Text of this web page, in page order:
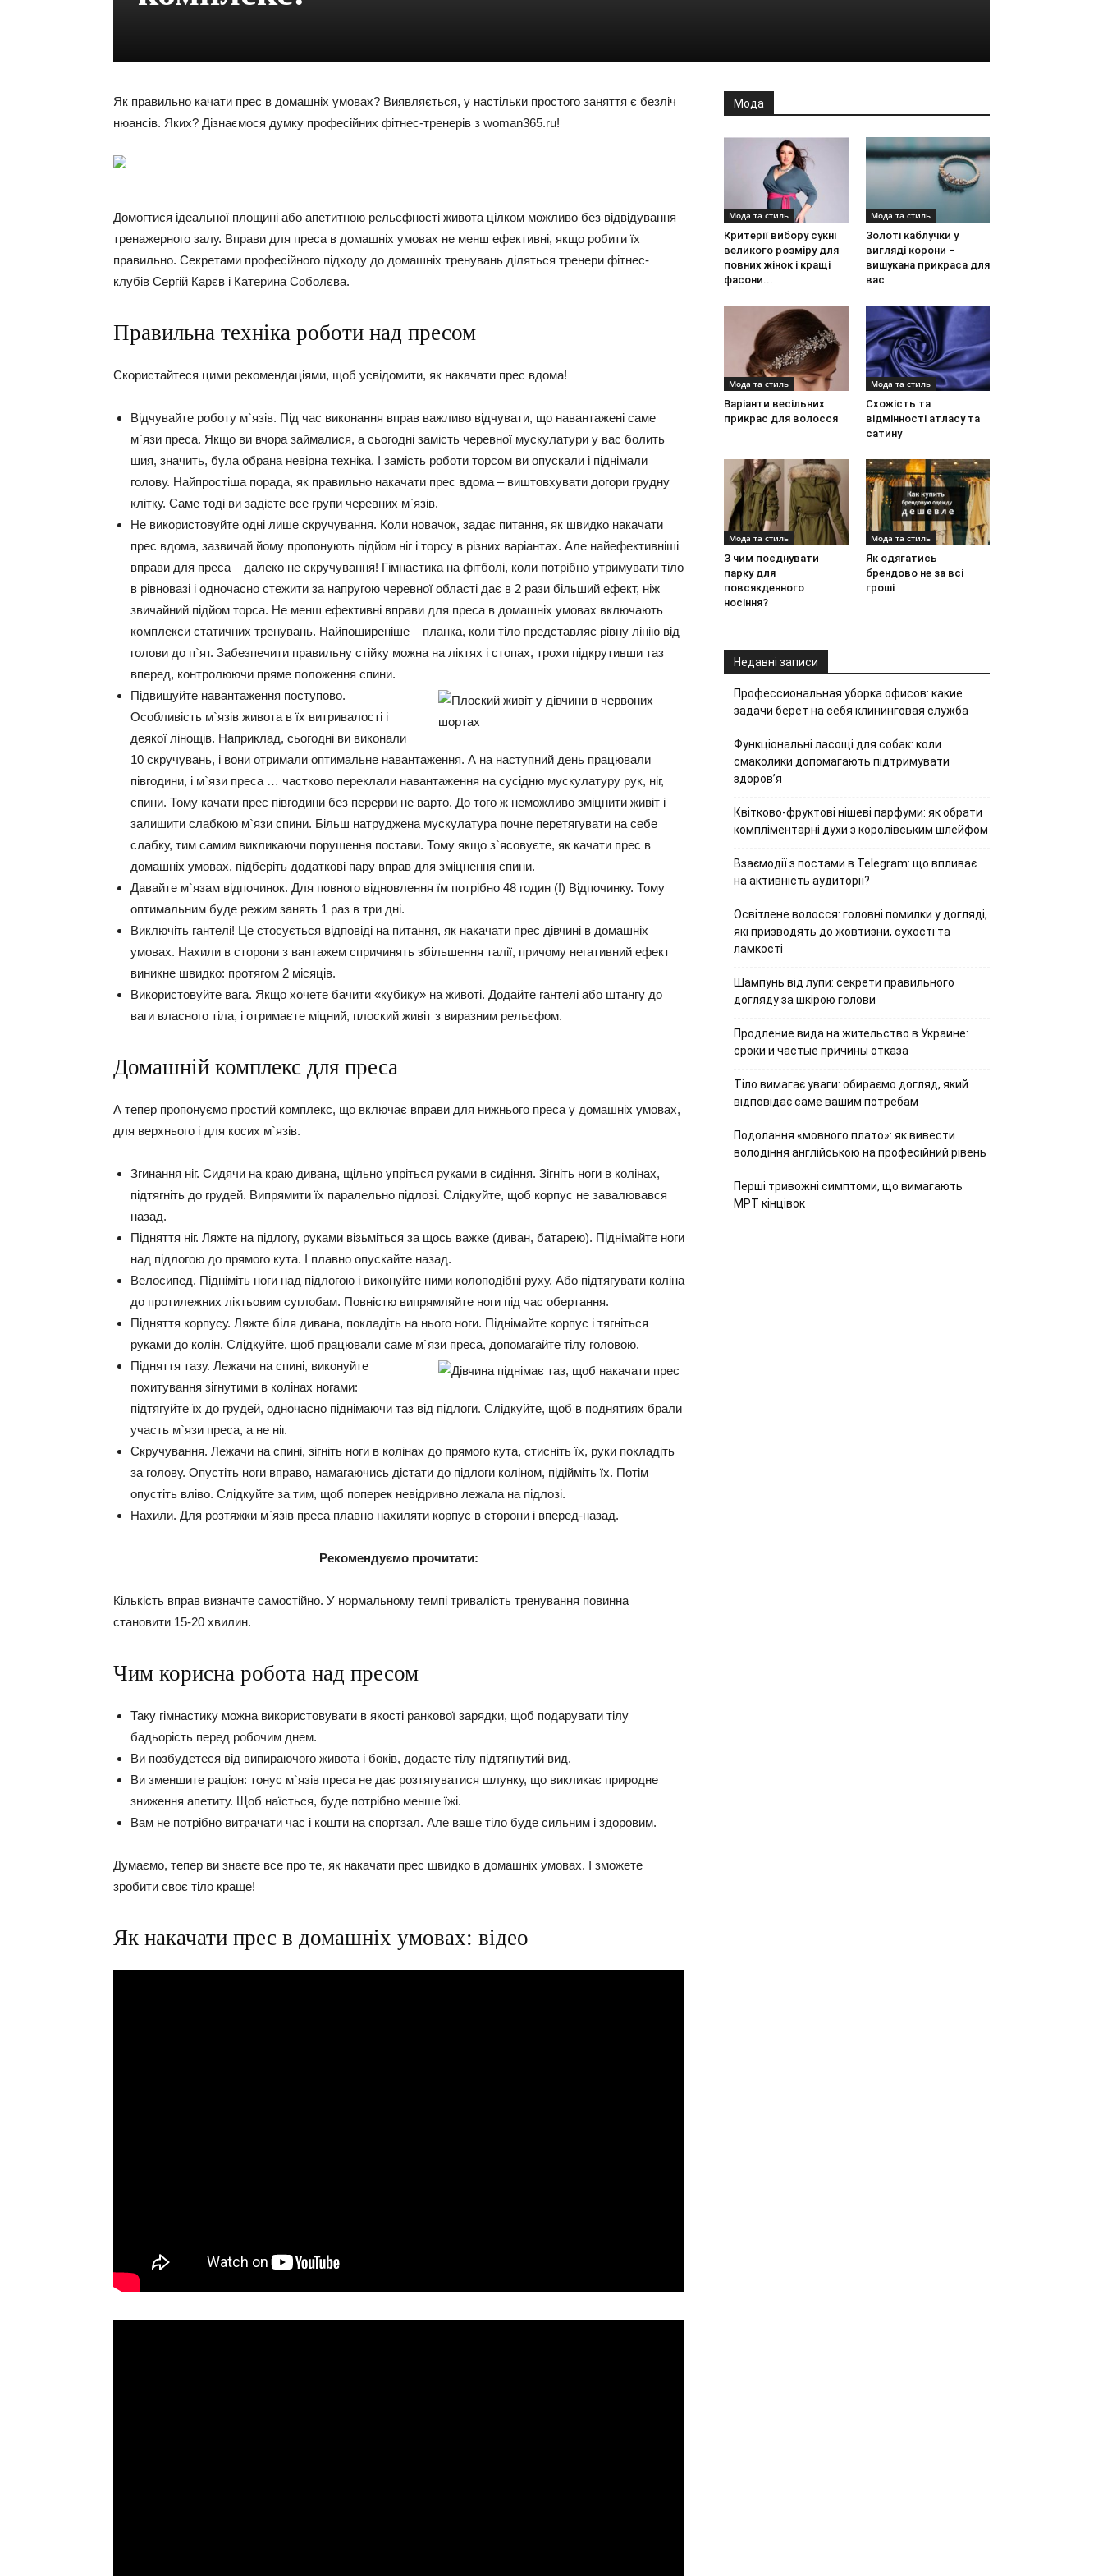
Як правильно качати прес в домашніх умовах? Виявляється, у настільки простого заняття є безліч
нюансів. Яких? Дізнаємося думку професійних фітнес-тренерів з woman365.ru!
Домогтися ідеальної площині або апетитною рельєфності живота цілком можливо без відвідування
тренажерного залу. Вправи для преса в домашніх умовах не менш ефективні, якщо робити їх
правильно. Секретами професійного підходу до домашніх тренувань діляться тренери фітнес-
клубів Сергій Карєв і Катерина Соболєва.
Правильна техніка роботи над пресом
Скористайтеся цими рекомендаціями, щоб усвідомити, як накачати прес вдома!
Відчувайте роботу м`язів. Під час виконання вправ важливо відчувати, що навантажені саме
м`язи преса. Якщо ви вчора займалися, а сьогодні замість черевної мускулатури у вас болить
шия, значить, була обрана невірна техніка. І замість роботи торсом ви опускали і піднімали
голову. Найпростіша порада, як правильно накачати прес вдома – виштовхувати догори грудну
клітку. Саме тоді ви задієте все групи черевних м`язів.
Не використовуйте одні лише скручування. Коли новачок, задає питання, як швидко накачати
прес вдома, зазвичай йому пропонують підйом ніг і торсу в різних варіантах. Але найефективніші
вправи для преса – далеко не скручування! Гімнастика на фітболі, коли потрібно утримувати тіло
в рівновазі і одночасно стежити за напругою черевної області дає в 2 рази більший ефект, ніж
звичайний підйом торса. Не менш ефективні вправи для преса в домашніх умовах включають
комплекси статичних тренувань. Найпоширеніше – планка, коли тіло представляє рівну лінію від
голови до п`ят. Забезпечити правильну стійку можна на ліктях і стопах, трохи підкрутивши таз
вперед, контролюючи пряме положення спини.
Підвищуйте навантаження поступово.
Особливість м`язів живота в їх витривалості і
деякої лінощів. Наприклад, сьогодні ви виконали
10 скручувань, і вони отримали оптимальне навантаження. А на наступний день працювали
півгодини, і м`язи преса … частково переклали навантаження на сусідню мускулатуру рук, ніг,
спини. Тому качати прес півгодини без перерви не варто. До того ж неможливо зміцнити живіт і
залишити слабкою м`язи спини. Більш натруджена мускулатура почне перетягувати на себе
слабку, тим самим викликаючи порушення постави. Тому якщо з`ясовуєте, як качати прес в
домашніх умовах, підберіть додаткові пару вправ для зміцнення спини.
Давайте м`язам відпочинок. Для повного відновлення їм потрібно 48 годин (!) Відпочинку. Тому
оптимальним буде режим занять 1 раз в три дні.
Виключіть гантелі! Це стосується відповіді на питання, як накачати прес дівчині в домашніх
умовах. Нахили в сторони з вантажем спричинять збільшення талії, причому негативний ефект
виникне швидко: протягом 2 місяців.
Використовуйте вага. Якщо хочете бачити «кубику» на животі. Додайте гантелі або штангу до
ваги власного тіла, і отримаєте міцний, плоский живіт з виразним рельєфом.
Домашній комплекс для преса
А тепер пропонуємо простий комплекс, що включає вправи для нижнього преса у домашніх умовах,
для верхнього і для косих м`язів.
Згинання ніг. Сидячи на краю дивана, щільно упріться руками в сидіння. Зігніть ноги в колінах,
підтягніть до грудей. Випрямити їх паралельно підлозі. Слідкуйте, щоб корпус не завалювався
назад.
Підняття ніг. Ляжте на підлогу, руками візьміться за щось важке (диван, батарею). Піднімайте ноги
над підлогою до прямого кута. І плавно опускайте назад.
Велосипед. Підніміть ноги над підлогою і виконуйте ними колоподібні руху. Або підтягувати коліна
до протилежних ліктьовим суглобам. Повністю випрямляйте ноги під час обертання.
Підняття корпусу. Ляжте біля дивана, покладіть на нього ноги. Піднімайте корпус і тягніться
руками до колін. Слідкуйте, щоб працювали саме м`язи преса, допомагайте тілу головою.
Підняття тазу. Лежачи на спині, виконуйте
похитування зігнутими в колінах ногами:
підтягуйте їх до грудей, одночасно піднімаючи таз від підлоги. Слідкуйте, щоб в поднятиях брали
участь м`язи преса, а не ніг.
Скручування. Лежачи на спині, зігніть ноги в колінах до прямого кута, стисніть їх, руки покладіть
за голову. Опустіть ноги вправо, намагаючись дістати до підлоги коліном, підійміть їх. Потім
опустіть вліво. Слідкуйте за тим, щоб поперек невідривно лежала на підлозі.
Нахили. Для розтяжки м`язів преса плавно нахиляти корпус в сторони і вперед-назад.
Рекомендуємо прочитати:
Кількість вправ визначте самостійно. У нормальному темпі тривалість тренування повинна
становити 15-20 хвилин.
Чим корисна робота над пресом
Таку гімнастику можна використовувати в якості ранкової зарядки, щоб подарувати тілу
бадьорість перед робочим днем.
Ви позбудетеся від випираючого живота і боків, додасте тілу підтягнутий вид.
Ви зменшите раціон: тонус м`язів преса не дає розтягуватися шлунку, що викликає природне
зниження апетиту. Щоб наїсться, буде потрібно менше їжі.
Вам не потрібно витрачати час і кошти на спортзал. Але ваше тіло буде сильним і здоровим.
Думаємо, тепер ви знаєте все про те, як накачати прес швидко в домашніх умовах. І зможете
зробити своє тіло краще!
Як накачати прес в домашніх умовах: відео
Мода
Мода та стиль
Критерії вибору сукні
великого розміру для
повних жінок і кращі
фасони...
Мода та стиль
Золоті каблучки у
вигляді корони –
вишукана прикраса для
вас
Мода та стиль
Варіанти весільних
прикрас для волосся
Мода та стиль
Схожість та
відмінності атласу та
сатину
Мода та стиль
З чим поєднувати
парку для
повсякденного
носіння?
Мода та стиль
Як одягатись
брендово не за всі
гроші
Недавні записи
Профессиональная уборка офисов: какие
задачи берет на себя клининговая служба
Функціональні ласощі для собак: коли
смаколики допомагають підтримувати
здоров’я
Квітково-фруктові нішеві парфуми: як обрати
компліментарні духи з королівським шлейфом
Взаємодії з постами в Telegram: що впливає
на активність аудиторії?
Освітлене волосся: головні помилки у догляді,
які призводять до жовтизни, сухості та
ламкості
Шампунь від лупи: секрети правильного
догляду за шкірою голови
Продление вида на жительство в Украине:
сроки и частые причины отказа
Тіло вимагає уваги: обираємо догляд, який
відповідає саме вашим потребам
Подолання «мовного плато»: як вивести
володіння англійською на професійний рівень
Перші тривожні симптоми, що вимагають
МРТ кінцівок